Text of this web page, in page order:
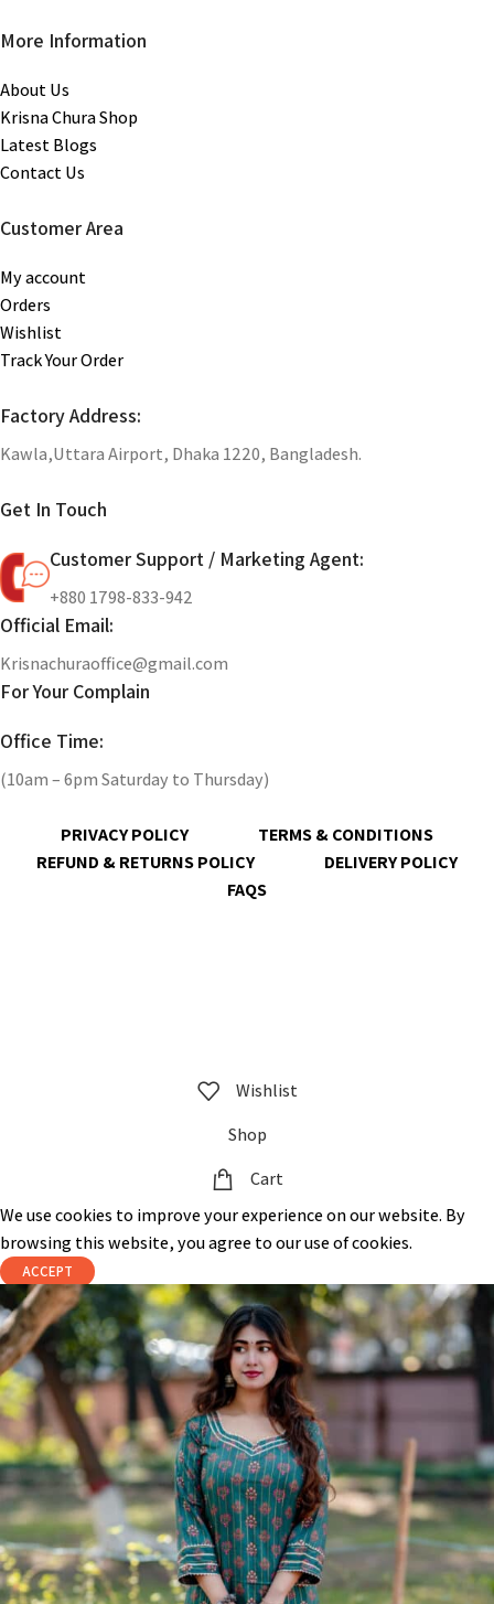
More Information
About Us
Krisna Chura Shop
Latest Blogs
Contact Us
Customer Area
My account
Orders
Wishlist
Track Your Order
Factory Address:
Kawla,Uttara Airport, Dhaka 1220, Bangladesh.
Get In Touch
Customer Support / Marketing Agent:
+880 1798-833-942
Official Email:
Krisnachuraoffice@gmail.com
For Your Complain
Office Time:
(10am – 6pm Saturday to Thursday)
PRIVACY POLICY
TERMS & CONDITIONS
REFUND & RETURNS POLICY
DELIVERY POLICY
FAQS
Wishlist
Shop
Cart
We use cookies to improve your experience on our website. By
browsing this website, you agree to our use of cookies.
ACCEPT